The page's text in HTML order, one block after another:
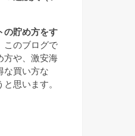
の貯め方をす
このブログで
方や、激安海
な買い方な
思います。